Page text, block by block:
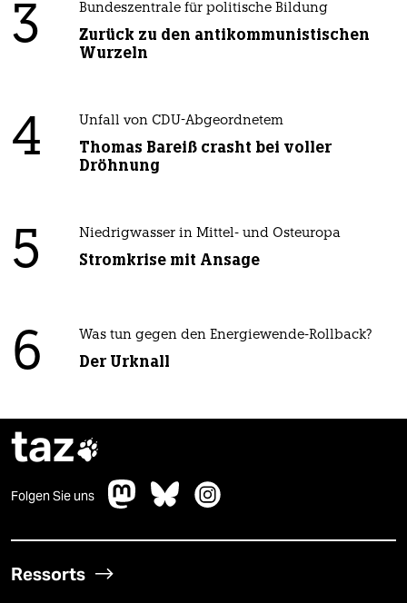
3 Bundeszentrale für politische Bildung
Zurück zu den antikommunistischen
Wurzeln
4 Unfall von CDU-Abgeordnetem
Thomas Bareiß crasht bei voller
Dröhnung
5 Niedrigwasser in Mittel- und Osteuropa
Stromkrise mit Ansage
6 Was tun gegen den Energiewende-Rollback?
Der Urknall
taz
Folgen Sie uns
Ressorts